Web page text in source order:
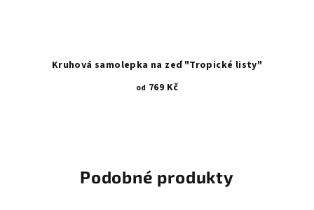
Kruhová samolepka na zeď "Tropické listy"
od 769 Kč
Podobné produkty